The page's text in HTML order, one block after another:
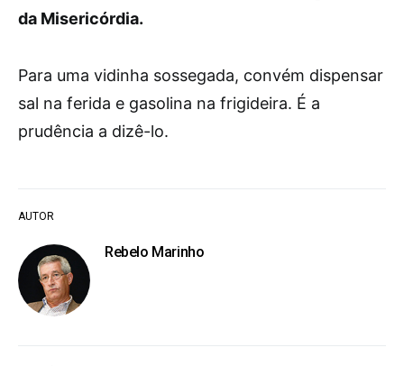
AUTOR
Rebelo Marinho
da Misericórdia.
Para uma vidinha sossegada, convém dispensar
sal na ferida e gasolina na frigideira. É a
prudência a dizê-lo.